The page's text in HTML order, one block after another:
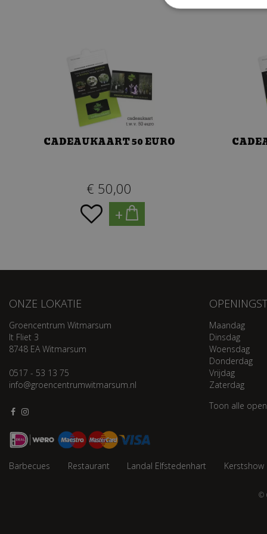
CADEAUKAART 50 EURO
€ 50,00
+
ONZE LOKATIE
Groencentrum Witmarsum
It Fliet 3
8748 EA Witmarsum
0517 - 53 13 75
info@groencentrumwitmarsum.nl
Maandag
Dinsdag
Woensdag
Donderdag
Vrijdag
Zaterdag
Toon alle
Barbecues Restaurant Landal Elfstedenhart Kerstshow
©